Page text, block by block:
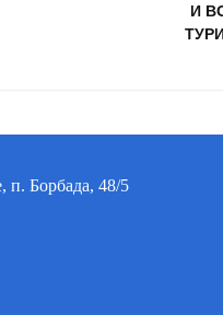
И
п. Борбада, 48/5